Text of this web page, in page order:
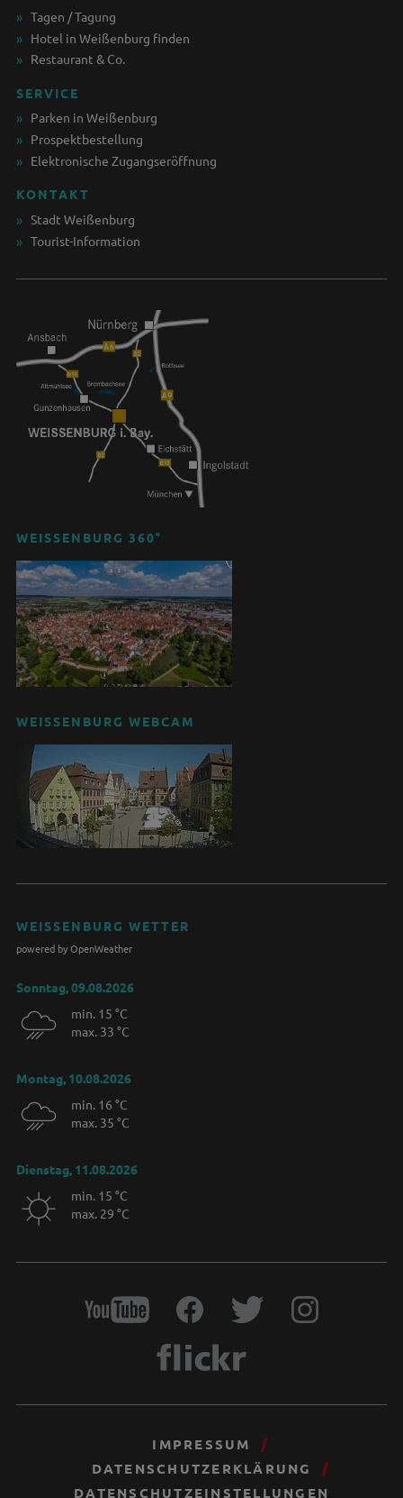
Tagen / Tagung
Hotel in Weißenburg finden
Restaurant & Co.
SERVICE
Parken in Weißenburg
Prospektbestellung
Elektronische Zugangseröffnung
KONTAKT
Stadt Weißenburg
Tourist-Information
WEISSENBURG 360°
WEISSENBURG WEBCAM
WEISSENBURG WETTER
powered by OpenWeather
Sonntag, 09.08.2026
min. 15 °C
max. 33 °C
Montag, 10.08.2026
min. 16 °C
max. 35 °C
Dienstag, 11.08.2026
min. 15 °C
max. 29 °C
IMPRESSUM
DATENSCHUTZERKLÄRUNG
DATENSCHUTZEINSTELLUNGEN